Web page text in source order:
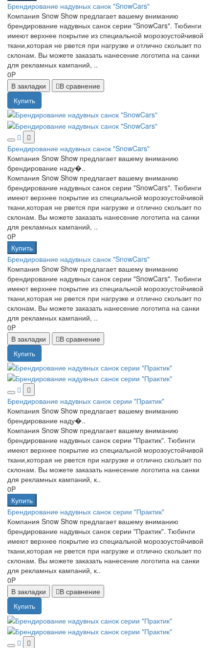
Брендирование надувных санок "SnowCars"
Компания Snow Show предлагает вашему вниманию
брендирование надувных санок серии "SnowCars". Тюбинги
имеют верхнее покрытие из специальной морозоустойчивой
ткани,которая не рвется при нагрузке и отлично скользит по
склонам. Вы можете заказать нанесение логотипа на санки
для рекламных кампаний, ..
0P
В закладки
В сравнение
Купить
Брендирование надувных санок "SnowCars"
Компания Snow Show предлагает вашему вниманию
брендирование наду�..
Компания Snow Show предлагает вашему вниманию
брендирование надувных санок серии "SnowCars". Тюбинги
имеют верхнее покрытие из специальной морозоустойчивой
ткани,которая не рвется при нагрузке и отлично скользит по
склонам. Вы можете заказать нанесение логотипа на санки
для рекламных кампаний, ..
0P
Купить
Брендирование надувных санок "SnowCars"
Компания Snow Show предлагает вашему вниманию
брендирование надувных санок серии "SnowCars". Тюбинги
имеют верхнее покрытие из специальной морозоустойчивой
ткани,которая не рвется при нагрузке и отлично скользит по
склонам. Вы можете заказать нанесение логотипа на санки
для рекламных кампаний, ..
0P
В закладки
В сравнение
Купить
Брендирование надувных санок серии "Практик"
Компания Snow Show предлагает вашему вниманию
брендирование наду�..
Компания Snow Show предлагает вашему вниманию
брендирование надувных санок серии "Практик". Тюбинги
имеют верхнее покрытие из специальной морозоустойчивой
ткани,которая не рвется при нагрузке и отлично скользит по
склонам. Вы можете заказать нанесение логотипа на санки
для рекламных кампаний, к..
0P
Купить
Брендирование надувных санок серии "Практик"
Компания Snow Show предлагает вашему вниманию
брендирование надувных санок серии "Практик". Тюбинги
имеют верхнее покрытие из специальной морозоустойчивой
ткани,которая не рвется при нагрузке и отлично скользит по
склонам. Вы можете заказать нанесение логотипа на санки
для рекламных кампаний, к..
0P
В закладки
В сравнение
Купить